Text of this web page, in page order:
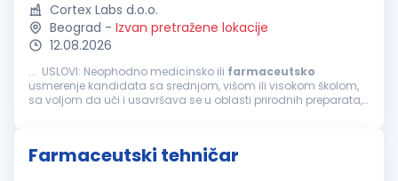
Cortex Labs d.o.o.
Beograd - Izvan pretražene lokacije
12.08.2026
... USLOVI: Neophodno medicinsko ili farmaceutsko
usmerenje kandidata sa srednjom, višom ili visokom školom,
sa voljom da uči i usavršava se u oblasti prirodnih preparata,
Farmaceutski tehničar